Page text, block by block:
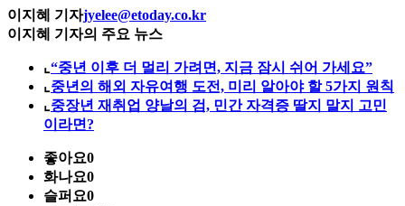
이지혜 기자jyelee@etoday.co.kr
이지혜 기자의 주요 뉴스
⌞“중년 이후 더 멀리 가려면, 지금 잠시 쉬어 가세요”
⌞중년의 해외 자유여행 도전, 미리 알아야 할 5가지 원칙
⌞중장년 재취업 양날의 검, 민간 자격증 딸지 말지 고민
이라면?
좋아요0
화나요0
슬퍼요0